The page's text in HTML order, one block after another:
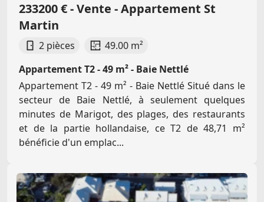
233200 € - Vente - Appartement St
Martin
2 pièces
49.00 m²
Appartement T2 - 49 m² - Baie Nettlé
Appartement T2 - 49 m² - Baie Nettlé Situé dans le
secteur de Baie Nettlé, à seulement quelques
minutes de Marigot, des plages, des restaurants
et de la partie hollandaise, ce T2 de 48,71 m²
bénéficie d'un emplac...